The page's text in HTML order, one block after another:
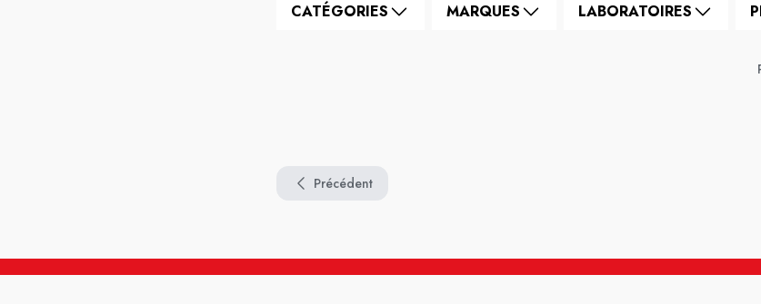
CATÉGORIES MARQUES LABORATOIRES
Précédent